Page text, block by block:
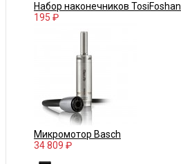
Набор наконечников TosiFoshan
195 ₽
Микромотор Basch
34 809 ₽